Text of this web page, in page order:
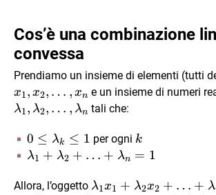
Cos’è una combinazione
convessa
Prendiamo un insieme di elementi (tutti
x1, x2, … , xn e un insieme di numeri
λ1, λ2, … , λn tali che:
0\le
\lambda_{k}
0 ≤ λk ≤ 1 per ogni k
k
λ1 + λ2 + … + λn = 1
Allora, l’oggetto λ1x1 + λ2x2 + … + λ